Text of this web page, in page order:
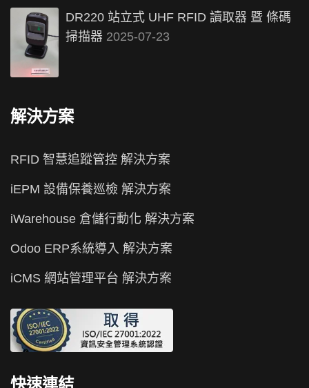
DR220 站立式 UHF RFID 讀取器 暨 條碼
掃描器 2025-07-23
解決方案
RFID 智慧追蹤管控 解決方案
iEPM 設備保養巡檢 解決方案
iWarehouse 倉儲行動化 解決方案
Odoo ERP系統導入 解決方案
iCMS 網站管理平台 解決方案
快速連結